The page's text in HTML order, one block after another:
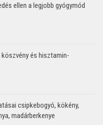
ellen a legjobb gyógymód
és hisztamin-
csipkebogyó, kökény,
madárberkenye